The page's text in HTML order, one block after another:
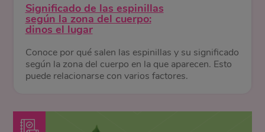
Significado de las espinillas
según la zona del cuerpo:
dinos el lugar
Conoce por qué salen las espinillas y su significado
según la zona del cuerpo en la que aparecen. Esto
puede relacionarse con varios factores.